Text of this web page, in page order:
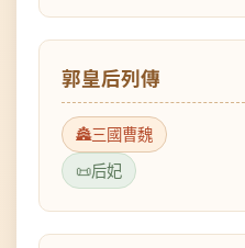
郭皇后列傳
三國曹魏
后妃
王皇后列傳